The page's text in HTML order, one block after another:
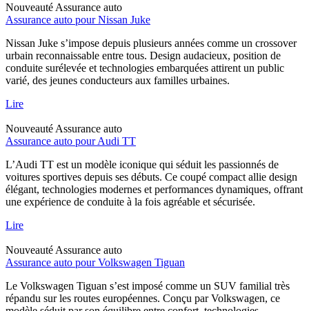
Nouveauté Assurance auto
Assurance auto pour Nissan Juke
Nissan Juke s’impose depuis plusieurs années comme un crossover
urbain reconnaissable entre tous. Design audacieux, position de
conduite surélevée et technologies embarquées attirent un public
varié, des jeunes conducteurs aux familles urbaines.
Lire
Nouveauté Assurance auto
Assurance auto pour Audi TT
L’Audi TT est un modèle iconique qui séduit les passionnés de
voitures sportives depuis ses débuts. Ce coupé compact allie design
élégant, technologies modernes et performances dynamiques, offrant
une expérience de conduite à la fois agréable et sécurisée.
Lire
Nouveauté Assurance auto
Assurance auto pour Volkswagen Tiguan
Le Volkswagen Tiguan s’est imposé comme un SUV familial très
répandu sur les routes européennes. Conçu par Volkswagen, ce